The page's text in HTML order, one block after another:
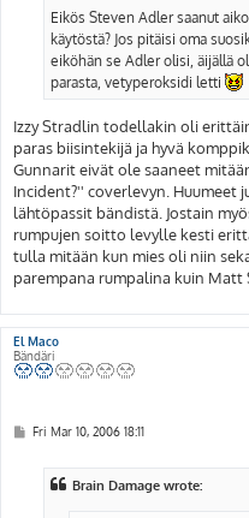
Eikös Steven Adler saanut
käytöstä? Jos pitäisi oma
eiköhän se Adler olisi, äijällä
parasta, vetyperoksidi letti
Izzy Stradlin todellakin oli
paras biisintekijä ja hyvä
Gunnarit eivät ole saaneet
Incident?'' coverlevyn. Huumeet
lähtöpassit bändistä. Jostain
rumpujen soitto levylle kesti
tulla mitään kun mies oli niin
parempana rumpalina kuin Matt
El Maco
Bändäri
PFri Mar 10, 2006 18:11
Brain Damage wrote: